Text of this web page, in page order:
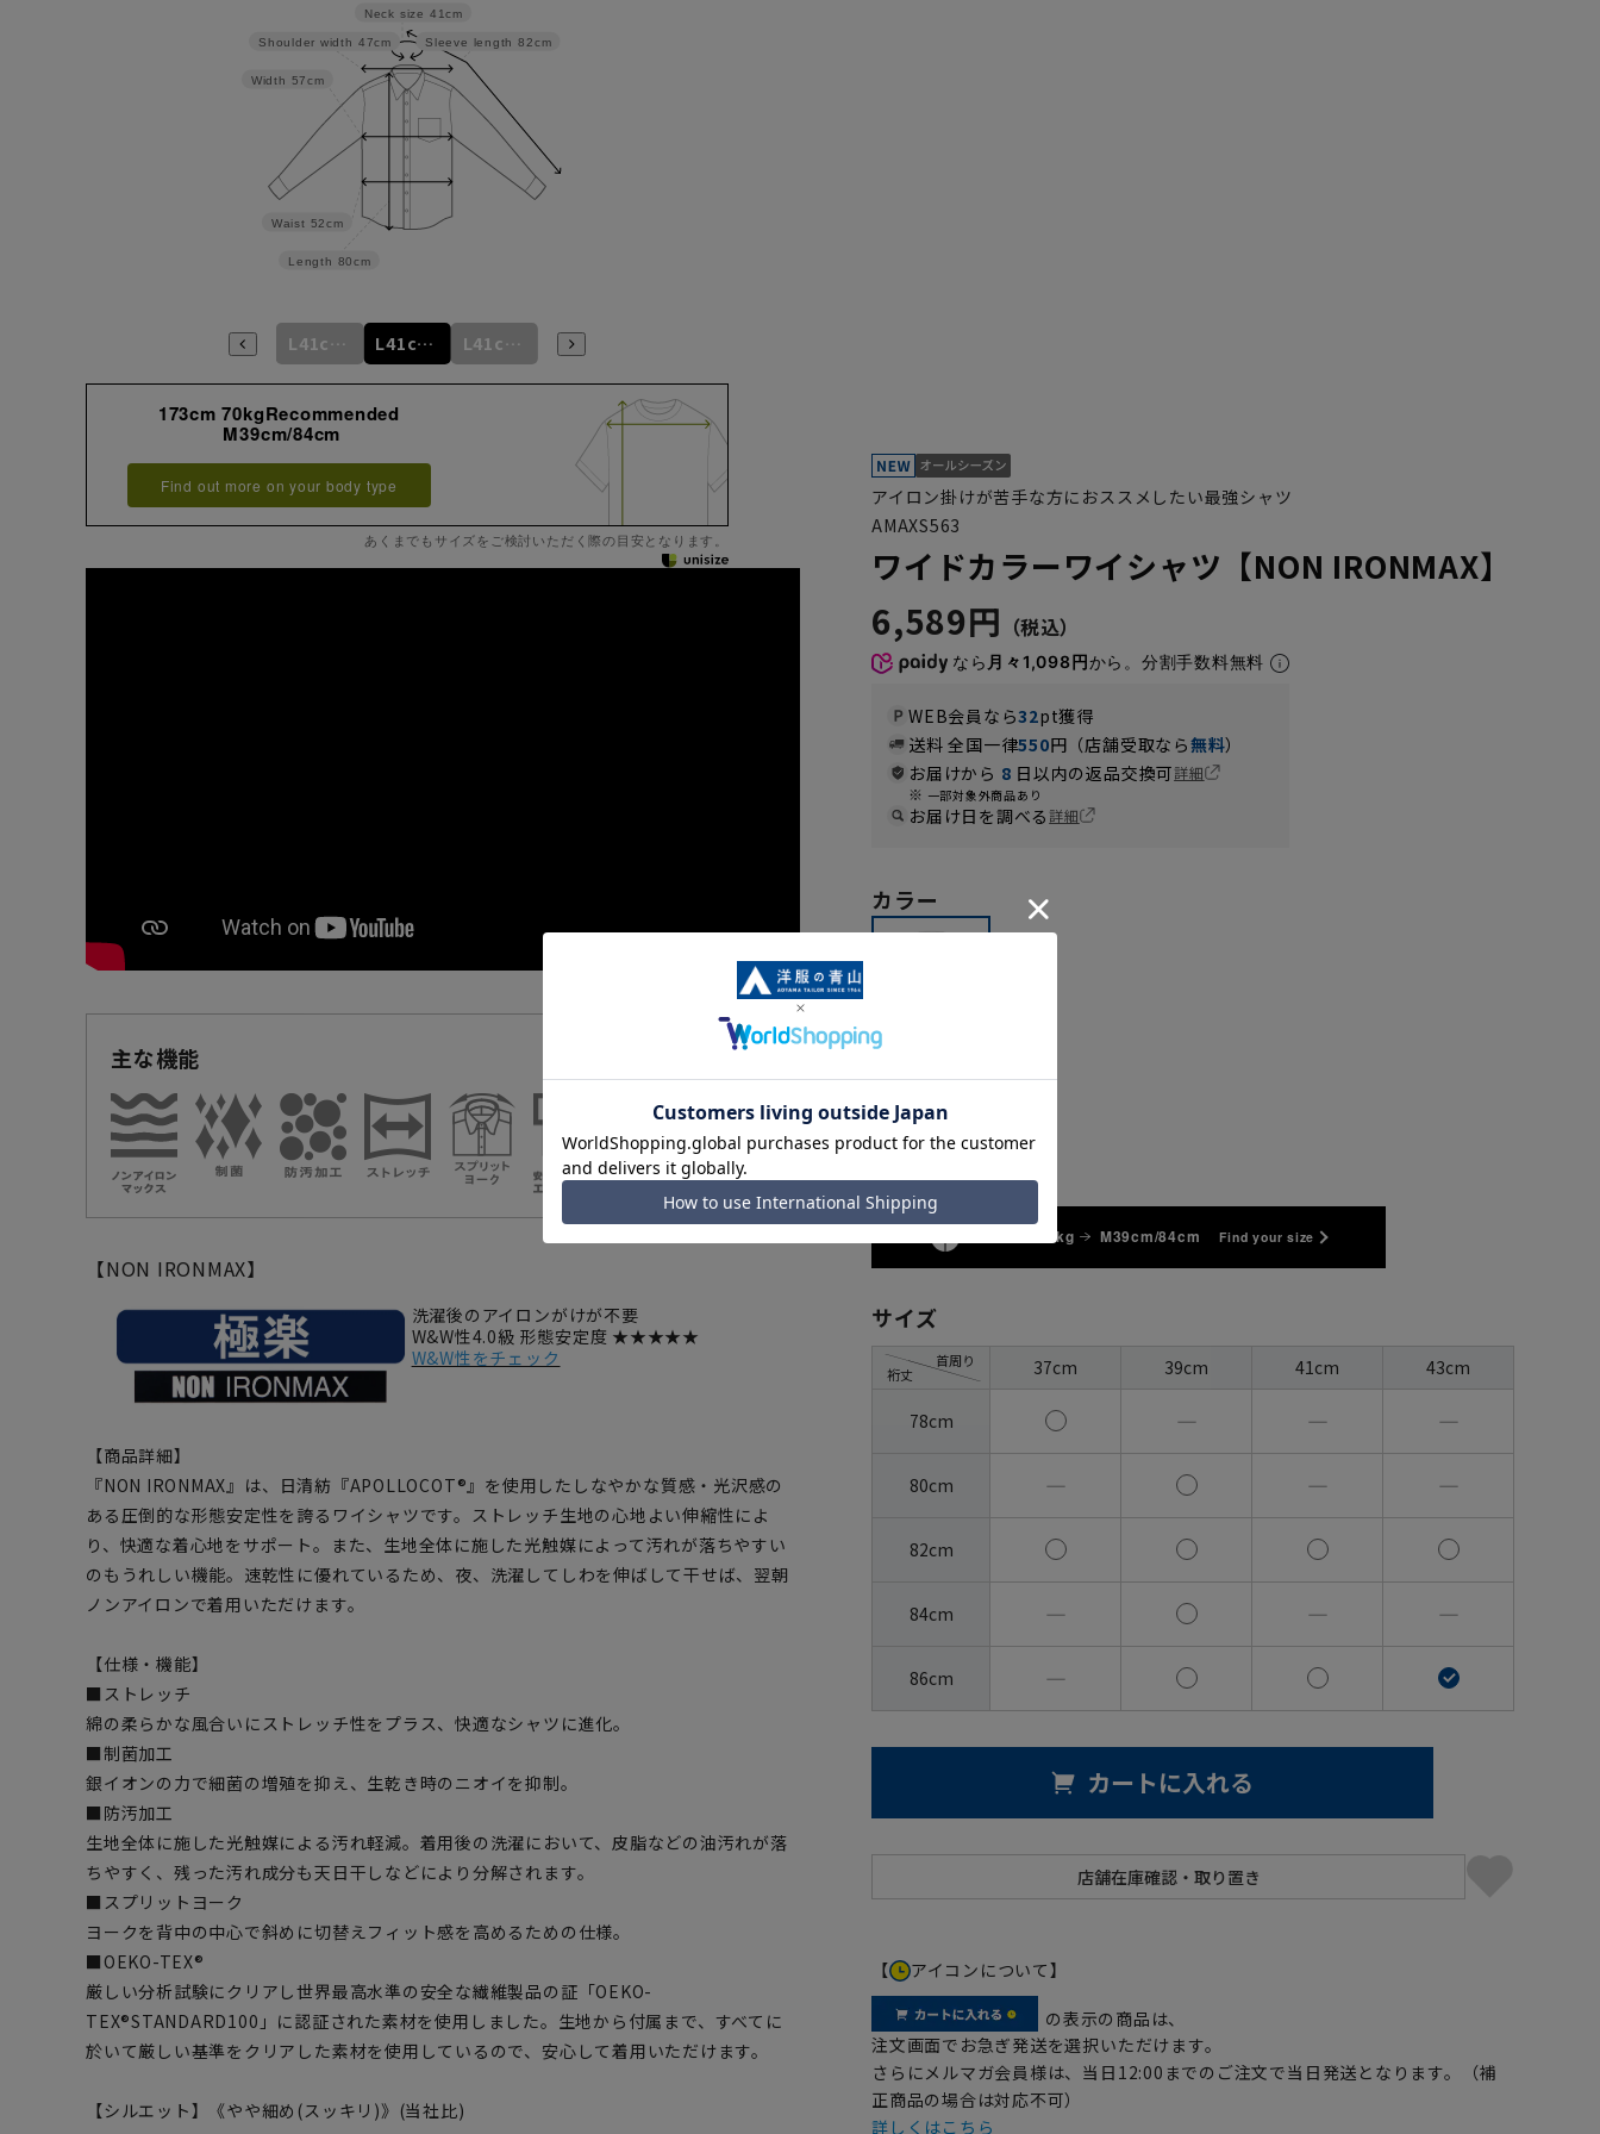
Sleeve length 82cm
Neck size 41cm
Length 80cm
Waist 52cm
Width 57cm
Shoulder width 47cm
L41cm/78cm L41cm/80cm L41cm/82cm L41cm/84cm
173cm 70kgRecommended
M39cm/84cm
Find out more on your body type
あくまでもサイズをご検討いただく際の目安となります。
主な機能 機能一覧
【NON IRONMAX】
洗濯後のアイロンがけが不要
W&W性4.0級 形態安定度 ★★★★★
W&W性をチェック
【商品詳細】
『NON IRONMAX』は、日清紡『APOLLOCOT®』を使用したしなやかな質感・光沢感の
ある圧倒的な形態安定性を誇るワイシャツです。ストレッチ生地の心地よい伸縮性によ
り、快適な着心地をサポート。また、生地全体に施した光触媒によって汚れが落ちやすい
のもうれしい機能。速乾性に優れているため、夜、洗濯してしわを伸ばして干せば、翌朝
ノンアイロンで着用いただけます。
【仕様・機能】
■ストレッチ
綿の柔らかな風合いにストレッチ性をプラス、快適なシャツに進化。
■制菌加工
銀イオンの力で細菌の増殖を抑え、生乾き時のニオイを抑制。
■防汚加工
生地全体に施した光触媒による汚れ軽減。着用後の洗濯において、皮脂などの油汚れが落
ちやすく、残った汚れ成分も天日干しなどにより分解されます。
■スプリットヨーク
ヨークを背中の中心で斜めに切替えフィット感を高めるための仕様。
■OEKO-TEX®
厳しい分析試験にクリアし世界最高水準の安全な繊維製品の証「OEKO-
TEX®STANDARD100」に認証された素材を使用しました。生地から付属まで、すべてに
於いて厳しい基準をクリアした素材を使用しているので、安心して着用いただけます。
【シルエット】《やや細め(スッキリ)》(当社比)
アイロン掛けが苦手な方におススメしたい最強シャツ
AMAXS563
ワイドカラーワイシャツ【NON IRONMAX】
6,589円
なら 月々1,098円から。分割手数料無料
WEB会員なら32pt獲得
送料 全国一律550円（店舗受取なら無料）
お届けから 8 日以内の返品交換可詳細
一部対象外商品あり
お届け日を調べる詳細
カラー
グレー
173cm / 70kg M39cm/84cm Find your size
サイズ
裄丈
首周り 37cm 39cm 41cm 43cm
78cm ― ― ―
80cm ― ― ―
82cm
84cm ― ― ―
86cm ―
カートに入れる
【 アイコンについて】
の表示の商品は、
注文画面でお急ぎ発送を選択いただけます。
さらにメルマガ会員様は、当日12:00までのご注文で当日発送となります。（補
正商品の場合は対応不可）
詳しくはこちら